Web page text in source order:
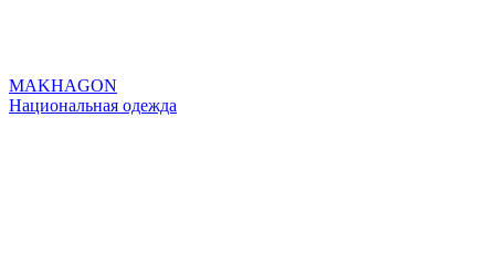
MAKHAGON
Национальная одежда